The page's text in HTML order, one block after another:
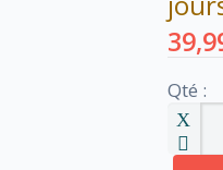
Qté :